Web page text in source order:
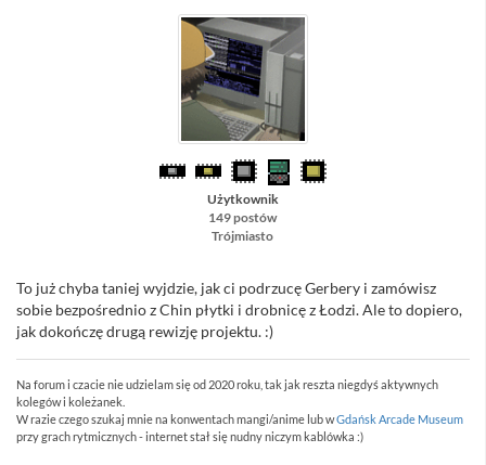
Użytkownik
149 postów
Trójmiasto
To już chyba taniej wyjdzie, jak ci podrzucę Gerbery i zamówisz
sobie bezpośrednio z Chin płytki i drobnicę z Łodzi. Ale to dopiero,
jak dokończę drugą rewizję projektu. :)
Na forum i czacie nie udzielam się od 2020 roku, tak jak reszta niegdyś aktywnych
kolegów i koleżanek.
W razie czego szukaj mnie na konwentach mangi/anime lub wGdańsk Arcade Museum
przy grach rytmicznych - internet stał się nudny niczym kablówka :)